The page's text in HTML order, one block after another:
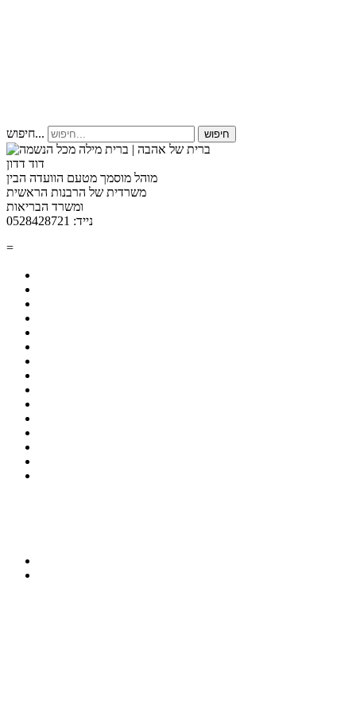
חיפוש... חיפוש
דוד דדון
מוהל מוסמך מטעם הוועדה הבין
משרדית של הרבנות הראשית
ומשרד הבריאות
נייד: 0528428721
=